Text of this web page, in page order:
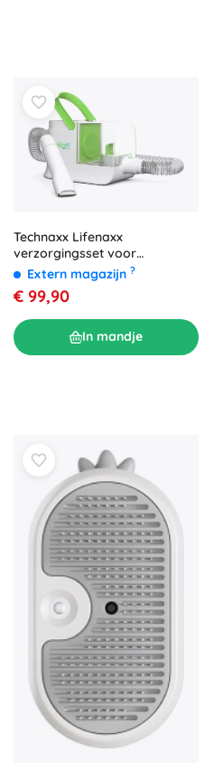
Technaxx Lifenaxx
verzorgingsset voor
huisdieren
Extern magazijn ?
€ 99,90
In mandje